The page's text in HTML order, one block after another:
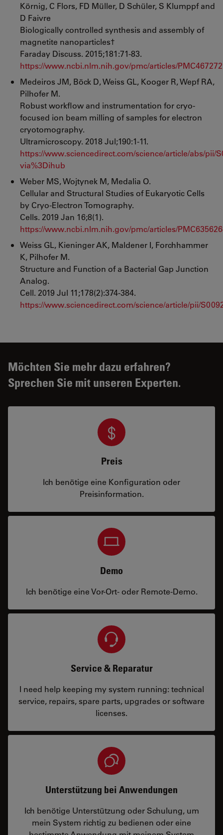
Körnig, C Flors, FD Müller, D Schüler, S Klumppf and
D Faivre
Biologically controlled synthesis and assembly of
magnetite nanoparticles†
Faraday Discuss. 2015;181:71-83.
https://www.ncbi.nlm.nih.gov/pmc/articles/
Medeiros JM, Böck D, Weiss GL, Kooger R, Wepf RA,
Pilhofer M.
Robust workflow and instrumentation for cryo-
focused ion beam milling of samples for electron
cryotomography.
Ultramicroscopy. 2018 Jul;190:1-11.
https://www.sciencedirect.com/science/article/abs/pii/
via%3Dihub
Weber MS, Wojtynek M, Medalia O.
Cellular and Structural Studies of Eukaryotic Cells
by Cryo-Electron Tomography.
Cells. 2019 Jan 16;8(1).
https://www.ncbi.nlm.nih.gov/pmc/articles/
Weiss GL, Kieninger AK, Maldener I, Forchhammer
K, Pilhofer M.
Structure and Function of a Bacterial Gap Junction
Analog.
Cell. 2019 Jul 11;178(2):374-384.
https://www.sciencedirect.com/science/article/pii/
Möchten Sie mehr dazu erfahren?
Sprechen Sie mit unseren Experten.
Preis
Ich benötige eine Konfiguration oder
Preisinformation.
Demo
Ich benötige eine Vor-Ort- oder Remote-Demo.
Service & Reparatur
I need help keeping my system running: technical
service, repairs, spare parts, upgrades or software
licenses.
Unterstützung bei Anwendungen
Ich benötige Unterstützung oder Schulung, um
mein System richtig zu bedienen oder eine